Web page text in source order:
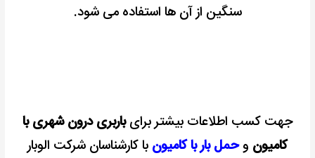
سنگین از آن ها استفاده می شود.
جهت کسب اطلاعات بیشتر برایباربری درون شهری با
کامیون وحمل بار با کامیون با کارشناسان شرکت الوبار